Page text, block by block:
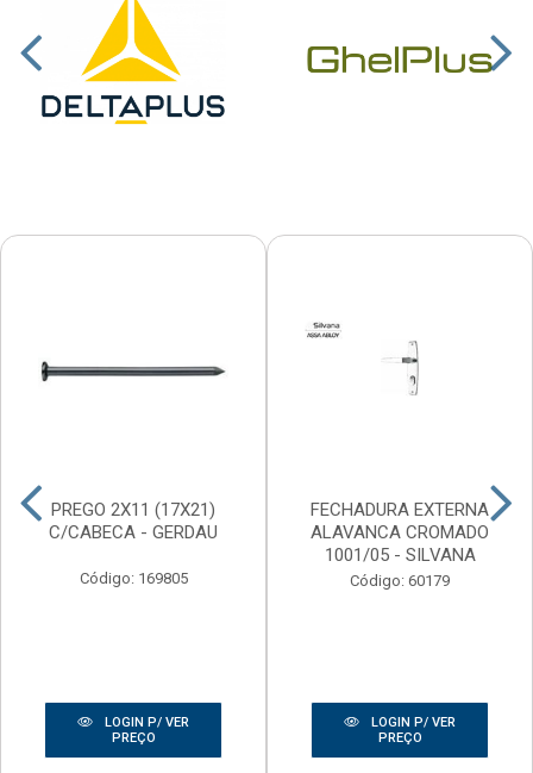
PREGO 2X11 (17X21)
C/CABECA - GERDAU
Código: 169805
LOGIN P/ VER
PREÇO
FECHADURA EXTERNA
ALAVANCA CROMADO
1001/05 - SILVANA
Código: 60179
LOGIN P/ VER
PREÇO